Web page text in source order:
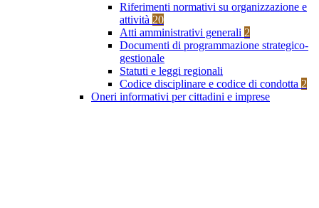
Riferimenti normativi su organizzazione e
attività 20
Atti amministrativi generali 2
Documenti di programmazione strategico-
gestionale
Statuti e leggi regionali
Codice disciplinare e codice di condotta 2
Oneri informativi per cittadini e imprese